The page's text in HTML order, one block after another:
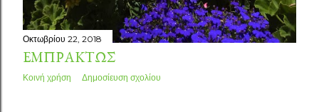
Οκτωβρίου 22, 2018
ΕΜΠΡΆΚΤΩΣ
Κοινή χρήση Δημοσίευση σχολίου